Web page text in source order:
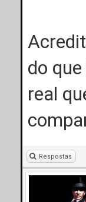
do
real
Respostas